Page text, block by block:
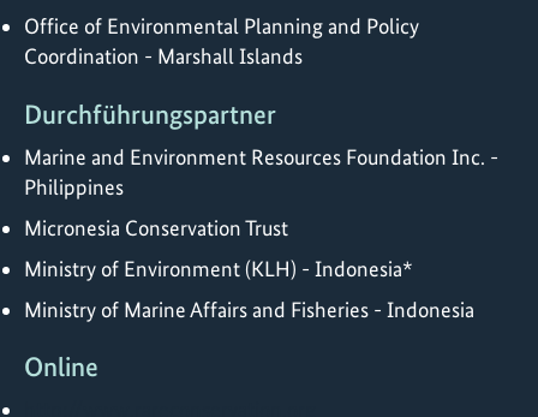
Office of Environmental Planning and Policy
Coordination - Marshall Islands
Durchführungspartner
Marine and Environment Resources Foundation Inc. -
Philippines
Micronesia Conservation Trust
Ministry of Environment (KLH) - Indonesia*
Ministry of Marine Affairs and Fisheries - Indonesia
Online